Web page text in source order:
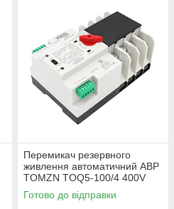
Перемикач резервного
живлення автоматичний АВР
TOMZN TOQ5-100/4 400V
100A
Готово до відправки